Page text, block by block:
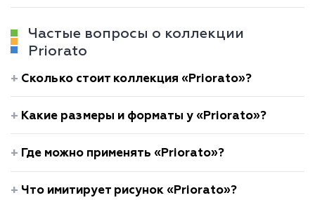
Частые вопросы о коллекции
Priorato
Сколько стоит коллекция «Priorato»?
Какие размеры и форматы у «Priorato»?
Где можно применять «Priorato»?
Что имитирует рисунок «Priorato»?